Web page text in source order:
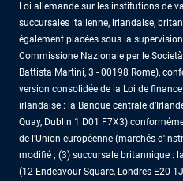
Loi allemande sur les institutions de
succursales italienne, irlandaise,
également placées sous la
Commissione Nazionale per le
Battista Martini, 3 - 00198 Rome),
version consolidée de la Loi de
irlandaise : la Banque centrale
Quay, Dublin 1 D01 F7X3)
de l'Union européenne (marchés
modifié ; (3) succursale britannique :
(12 Endeavour Square, Londres E20